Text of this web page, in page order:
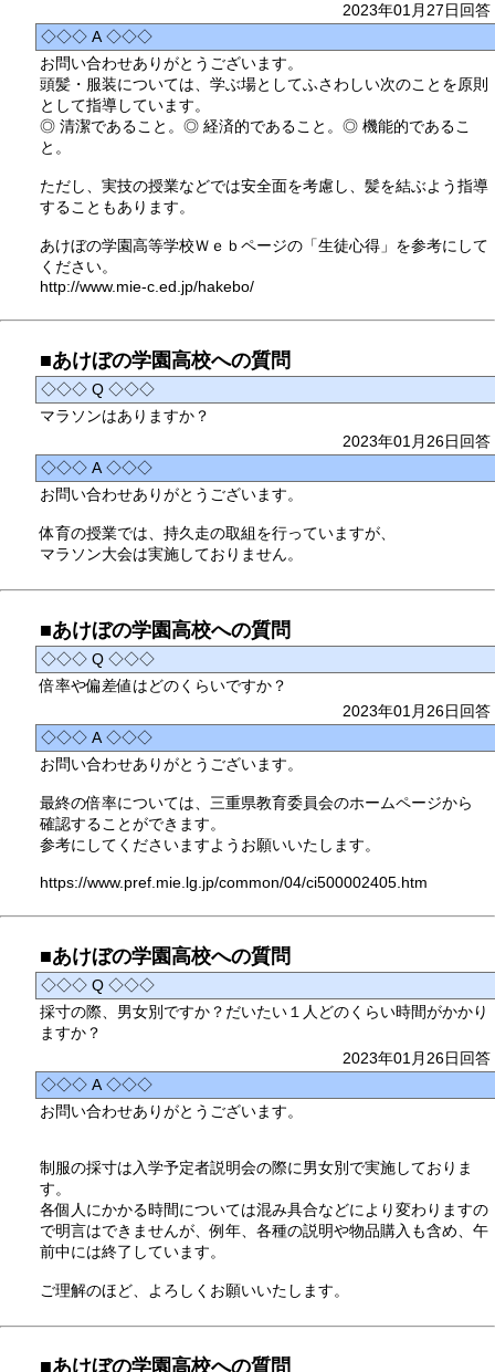
2023年01月27日回答
◇◇◇ A ◇◇◇
お問い合わせありがとうございます。
頭髪・服装については、学ぶ場としてふさわしい次のことを原則
として指導しています。
◎ 清潔であること。◎ 経済的であること。◎ 機能的であるこ
と。
ただし、実技の授業などでは安全面を考慮し、髪を結ぶよう指導
することもあります。
あけぼの学園高等学校Ｗｅｂページの「生徒心得」を参考にして
ください。
http://www.mie-c.ed.jp/hakebo/
■あけぼの学園高校への質問
◇◇◇ Q ◇◇◇
マラソンはありますか？
2023年01月26日回答
◇◇◇ A ◇◇◇
お問い合わせありがとうございます。
体育の授業では、持久走の取組を行っていますが、
マラソン大会は実施しておりません。
■あけぼの学園高校への質問
◇◇◇ Q ◇◇◇
倍率や偏差値はどのくらいですか？
2023年01月26日回答
◇◇◇ A ◇◇◇
お問い合わせありがとうございます。
最終の倍率については、三重県教育委員会のホームページから
確認することができます。
参考にしてくださいますようお願いいたします。
https://www.pref.mie.lg.jp/common/04/ci500002405.htm
■あけぼの学園高校への質問
◇◇◇ Q ◇◇◇
採寸の際、男女別ですか？だいたい１人どのくらい時間がかかり
ますか？
2023年01月26日回答
◇◇◇ A ◇◇◇
お問い合わせありがとうございます。
制服の採寸は入学予定者説明会の際に男女別で実施しておりま
す。
各個人にかかる時間については混み具合などにより変わりますの
で明言はできませんが、例年、各種の説明や物品購入も含め、午
前中には終了しています。
ご理解のほど、よろしくお願いいたします。
■あけぼの学園高校への質問